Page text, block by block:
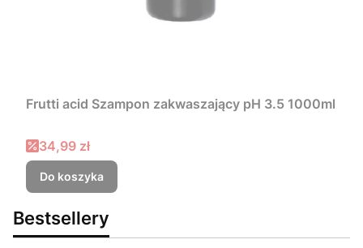
Frutti acid Szampon zakwaszający pH 3.5 1000ml
Cena promocyjna
34,99 zł
Do koszyka
Bestsellery